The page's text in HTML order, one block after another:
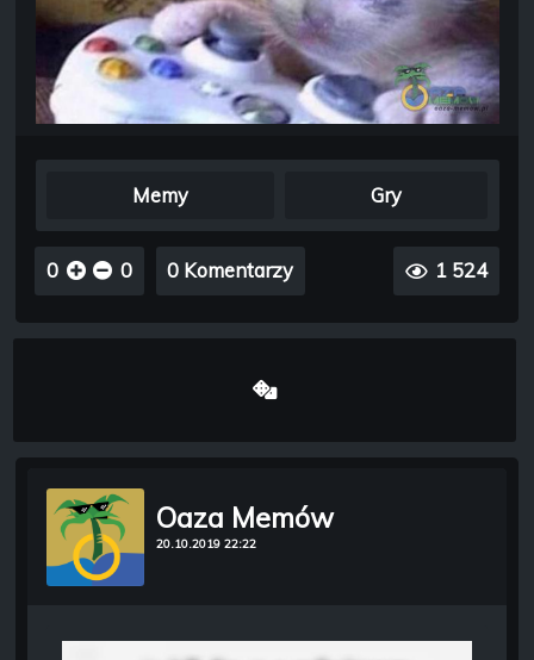
Memy Gry
0 0 0 Komentarzy 1 524
Oaza Memów
20.10.2019 22:22